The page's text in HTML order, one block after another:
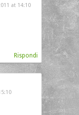
at 14:10
Rispondi